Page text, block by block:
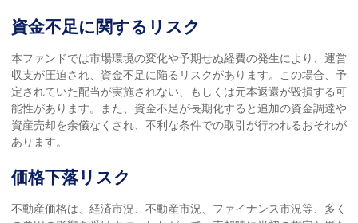
資金不足に関するリスク
本ファンドでは市場環境の変化や予期せぬ経費の発生により、運営
収支が圧迫され、資金不足に陥るリスクがあります。この場合、予
定されていた配当が実施されない、もしくは元本返還が毀損する可
能性があります。また、資金不足が長期化すると追加の資金調達や
資産売却を余儀なくされ、不利な条件での取引が行われるおそれが
あります。
価格下落リスク
不動産価格は、経済市況、不動産市況、ファイナンス市況等、多く